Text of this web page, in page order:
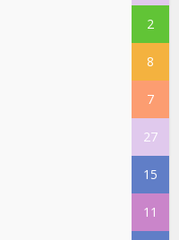
2
8
7
27
15
11